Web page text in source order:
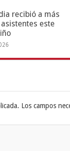
recibió a más
este
Los campos